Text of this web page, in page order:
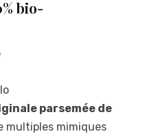
bio-
parsemée de
multiples mimiques